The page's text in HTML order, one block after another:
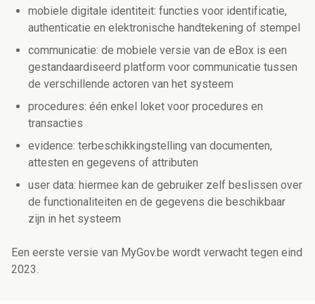
mobiele digitale identiteit: functies voor identificatie,
authenticatie en elektronische handtekening of stempel
communicatie: de mobiele versie van de eBox is een
gestandaardiseerd platform voor communicatie tussen
de verschillende actoren van het systeem
procedures: één enkel loket voor procedures en
transacties
evidence: terbeschikkingstelling van documenten,
attesten en gegevens of attributen
user data: hiermee kan de gebruiker zelf beslissen over
de functionaliteiten en de gegevens die beschikbaar
zijn in het systeem
Een eerste versie van MyGov.be wordt verwacht tegen eind
2023.